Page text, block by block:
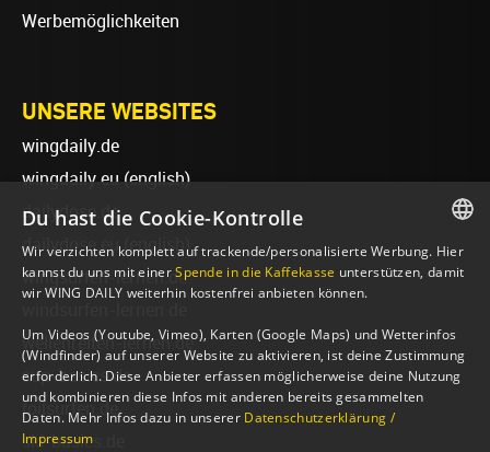
Werbemöglichkeiten
UNSERE WEBSITES
wingdaily.de
wingdaily.eu(english)
dailydose.de
dailydose.eu (english)
wingsurfen-lernen.de
wellenreiten-lernen.de
sup-basics.de
foilsurfen.de
ski-basics.de
GERMAN
Du hast die Cookie-Kontrolle
Wir verzichten komplett auf trackende/personalisierte Werbung. Hier
kannst du uns mit einerSpende in die Kaffekasse unterstützen, damit
wir WING DAILY weiterhin kostenfrei anbieten können.
Um Videos (Youtube, Vimeo), Karten (Google Maps) und Wetterinfos
(Windfinder) auf unserer Website zu aktivieren, ist deine Zustimmung
erforderlich. Diese Anbieter erfassen möglicherweise deine Nutzung
und kombinieren diese Infos mit anderen bereits gesammelten
Daten. Mehr Infos dazu in unserer Datenschutzerklärung /
Impressum